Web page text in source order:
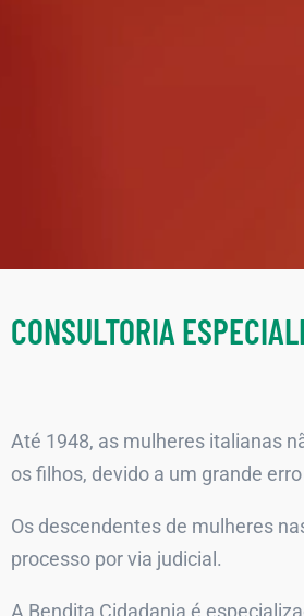
CONSULTORIA
Até 1948, as mulheres italianas
os filhos, devido a um grande
Os descendentes de mulheres
processo por via judicial.
A Bendita Cidadania é